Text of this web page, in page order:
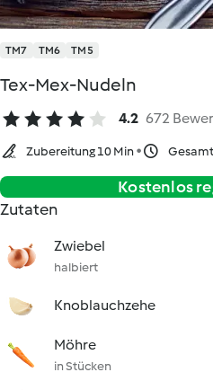
TM7 TM6 TM5
Tex-Mex-Nudeln
4.2 672
Zubereitung 10 Min
Kostenlos
Zutaten
Zwiebel
halbiert
Knoblauchzehe
Möhre
in Stücken